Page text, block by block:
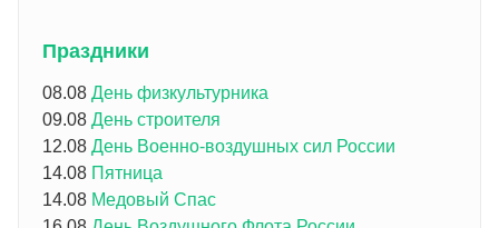
Праздники
08.08 День физкультурника
09.08 День строителя
12.08 День Военно-воздушных сил России
14.08 Пятница
14.08 Медовый Спас